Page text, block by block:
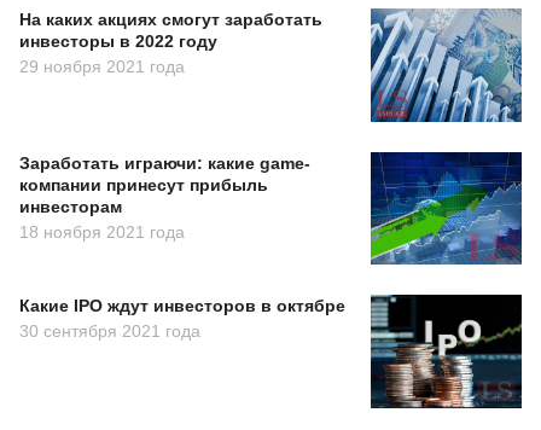
На каких акциях смогут заработать
инвесторы в 2022 году
29 ноября 2021 года
Заработать играючи: какие game-
компании принесут прибыль
инвесторам
18 ноября 2021 года
Какие IPO ждут инвесторов в октябре
30 сентября 2021 года